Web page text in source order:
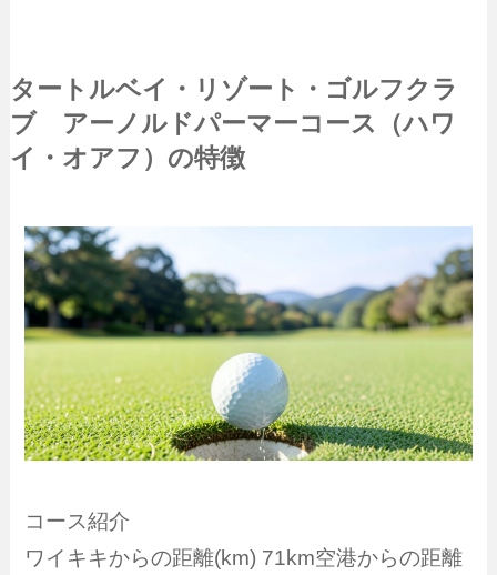
タートルベイ・リゾート・ゴルフクラ
ブ アーノルドパーマーコース（ハワ
イ・オアフ）の特徴
コース紹介
ワイキキからの距離(km) 71km空港からの距離